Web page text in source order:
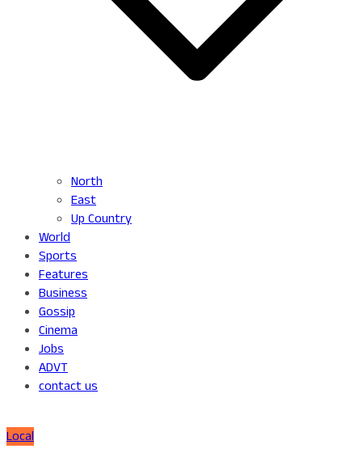
North
East
Up Country
World
Sports
Features
Business
Gossip
Cinema
Jobs
ADVT
contact us
Local